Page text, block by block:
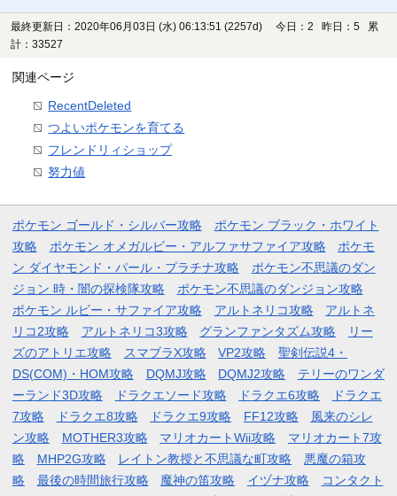
最終更新日：2020年06月03日 (水) 06:13:51 (2257d)
今日：2 昨日：5 累
計：33527
関連ページ
RecentDeleted
つよいポケモンを育てる
フレンドリィショップ
努力値
ポケモン ゴールド・シルバー攻略
ポケモン ブラック・ホワイト
攻略
ポケモン オメガルビー・アルファサファイア攻略
ポケモ
ン ダイヤモンド・パール・プラチナ攻略
ポケモン不思議のダン
ジョン 時・闇の探検隊攻略
ポケモン不思議のダンジョン攻略
ポケモン ルビー・サファイア攻略
アルトネリコ攻略
アルトネ
リコ2攻略
アルトネリコ3攻略 グランファンタズム攻略
リー
ズのアトリエ攻略
スマブラX攻略 VP2攻略
聖剣伝説4・
DS(COM)・HOM攻略
DQMJ攻略 DQMJ2攻略
テリーのワンダ
ーランド3D攻略
ドラクエソード攻略 ドラクエ6攻略
ドラクエ
7攻略
ドラクエ8攻略 ドラクエ9攻略 FF12攻略
風来のシレ
ン攻略
MOTHER3攻略 マリオカートWii攻略
マリオカート7攻
略
MHP2G攻略 レイトン教授と不思議な町攻略
悪魔の箱攻
略
最後の時間旅行攻略 魔神の笛攻略 イヅナ攻略
コンタクト